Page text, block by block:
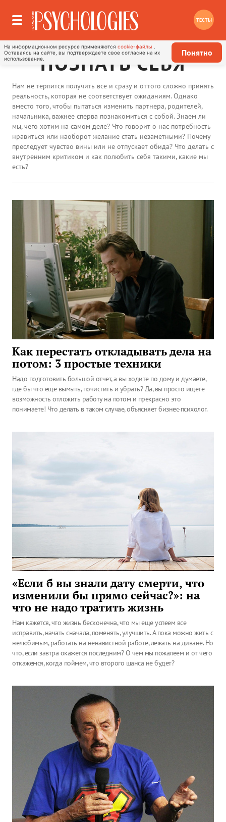
ТЕСТЫ
На информационном ресурсе применяются cookie-файлы
Оставаясь на сайте, вы подтверждаете свое согласие на их
использование.
Понятно
ПОЗНАТЬ СЕБЯ
Нам не терпится получить все и сразу и оттого сложно принять
реальность, которая не соответствует ожиданиям. Однако
вместо того, чтобы пытаться изменить партнера, родителей,
начальника, важнее сперва познакомиться с собой. Знаем ли
мы, чего хотим на самом деле? Что говорит о нас потребность
нравиться или наоборот желание стать незаметными? Почему
преследует чувство вины или не отпускает обида? Что делать с
внутренним критиком и как полюбить себя такими, какие мы
есть?
Как перестать откладывать дела на
потом: 3 простые техники
Надо подготовить большой отчет, а вы ходите по дому и думаете,
где бы что еще вымыть, почистить и убрать? Да, вы просто ищете
возможность отложить работу на потом и прекрасно это
понимаете! Что делать в таком случае, объясняет бизнес-психолог.
«Если б вы знали дату смерти, что
изменили бы прямо сейчас?»: на
что не надо тратить жизнь
Нам кажется, что жизнь бесконечна, что мы еще успеем все
исправить, начать сначала, поменять, улучшить. А пока можно жить с
нелюбимым, работать на ненавистной работе, лежать на диване. Но
что, если завтра окажется последним? О чем мы пожалеем и от чего
откажемся, когда поймем, что второго шанса не будет?